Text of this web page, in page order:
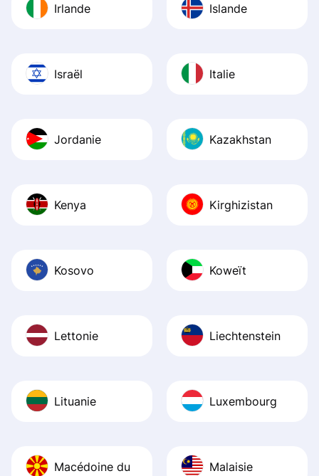
Irlande Islande
Israël Italie
Jordanie Kazakhstan
Kenya Kirghizistan
Kosovo Koweït
Lettonie Liechtenstein
Lituanie Luxembourg
Macédoine du
Malaisie